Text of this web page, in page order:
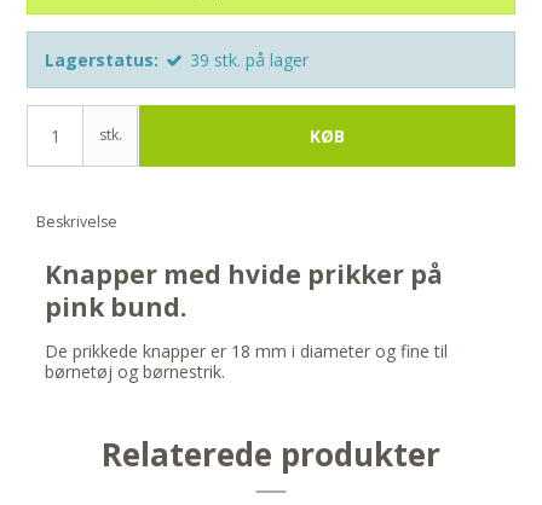
Lagerstatus: 39 stk. på lager
stk. KØB
Beskrivelse
Knapper med hvide prikker på
pink bund.
De prikkede knapper er 18 mm i diameter og fine til
børnetøj og børnestrik.
Relaterede produkter